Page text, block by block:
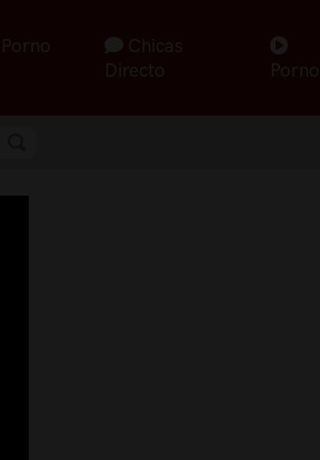
Chicas
Directo
Porno